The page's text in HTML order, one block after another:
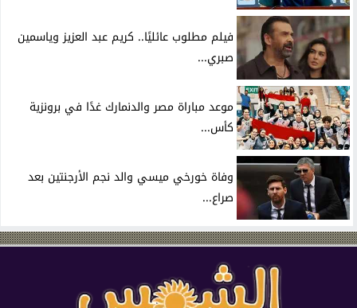
فيلم مطلوب عائليًا.. كريم عبد العزيز وياسمين
صبري...
موعد مباراة مصر والدنمارك غدًا في برونزية
كأس...
وفاة خورخي ميسي والد نجم الأرجنتين بعد
صراع...